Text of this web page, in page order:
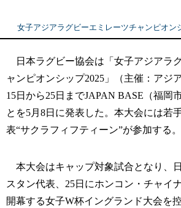
女子アジアラグビーエミレーツチャンピオン
日本ラグビー協会は「女子アジアラ
ャンピオンシップ2025」（主催：アジ
15日から25日までJAPAN BASE（福岡
とを5月8日に発表した。本大会には若
表“サクラフィフティーン”が参加する。
本大会はキャップ対象試合となり、
スタン代表、25日にホンコン・チャイ
開幕する女子W杯イングランド大会を